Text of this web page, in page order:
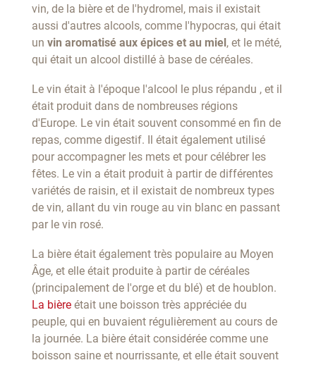
vin, de la bière et de l'hydromel, mais il existait
aussi d'autres alcools, comme l'hypocras, qui était
un vin aromatisé aux épices et au miel , et le mété,
qui était un alcool distillé à base de céréales.
Le vin était à l'époque l'alcool le plus répandu , et il
était produit dans de nombreuses régions
d'Europe. Le vin était souvent consommé en fin de
repas, comme digestif. Il était également utilisé
pour accompagner les mets et pour célébrer les
fêtes. Le vin a était produit à partir de différentes
variétés de raisin, et il existait de nombreux types
de vin, allant du vin rouge au vin blanc en passant
par le vin rosé.
La bière était également très populaire au Moyen
Âge, et elle était produite à partir de céréales
(principalement de l'orge et du blé) et de houblon.
La bièreétait une boisson très appréciée du
peuple, qui en buvaient régulièrement au cours de
la journée. La bière était considérée comme une
boisson saine et nourrissante, et elle était souvent